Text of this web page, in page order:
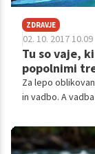
ZDRAVJE
02. 10. 2017 10.09
Tu so vaje,
popolnimi
Za lepo
in vadbo. A
popolnimi
pomagajo s